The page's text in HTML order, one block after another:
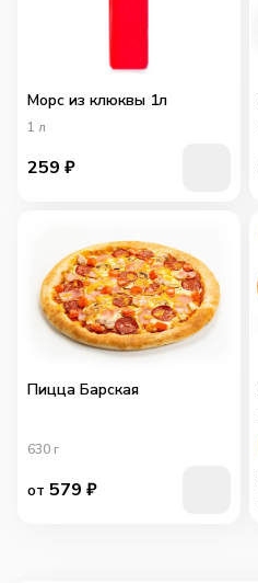
Морс из клюквы 1л
1 л
259 ₽
Пицца Барская
630 г
от 579 ₽